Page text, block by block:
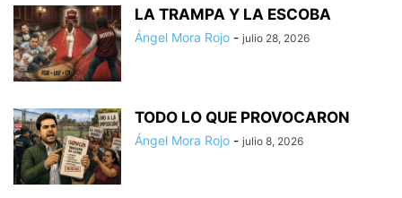
LA TRAMPA Y LA ESCOBA
Ángel Mora Rojo - julio 28, 2026
TODO LO QUE PROVOCARON
Ángel Mora Rojo - julio 8, 2026